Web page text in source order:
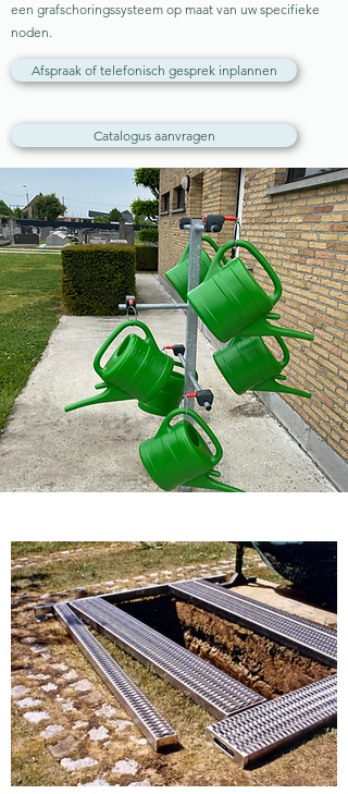
een grafschoringssysteem op maat van uw specifieke
noden.
Afspraak of telefonisch gesprek inplannen
Catalogus aanvragen